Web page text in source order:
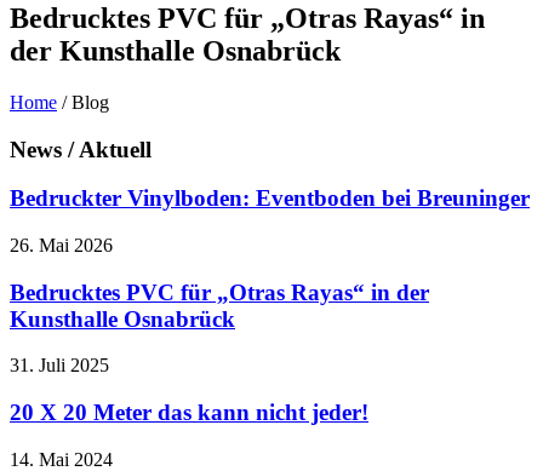
Bedrucktes PVC für „Otras Rayas“ in
der Kunsthalle Osnabrück
Home / Blog
News / Aktuell
Bedruckter Vinylboden: Eventboden bei Breuninger
26. Mai 2026
Bedrucktes PVC für „Otras Rayas“ in der
Kunsthalle Osnabrück
31. Juli 2025
20 X 20 Meter das kann nicht jeder!
14. Mai 2024